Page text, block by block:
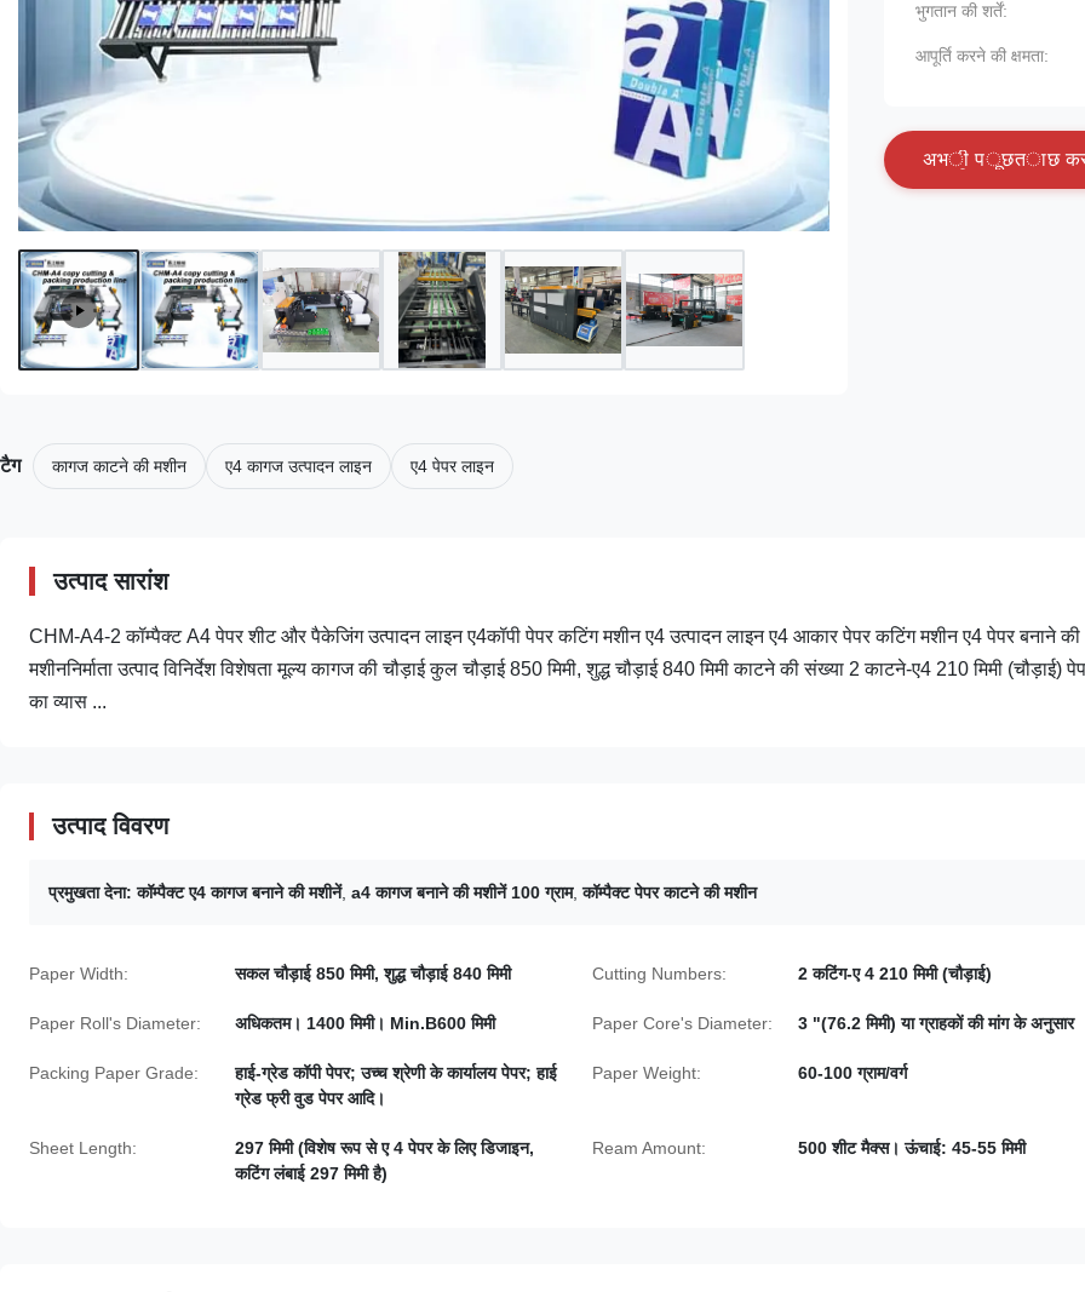
भुगतान की शर्तें:
आपूर्ति करने की क्षमता:
अभी पूछताछ क
टैग कागज काटने की मशीन ए4 कागज उत्पादन लाइन ए4 पेपर लाइन
उत्पाद सारांश
CHM-A4-2 कॉम्पैक्ट A4 पेपर शीट और पैकेजिंग उत्पादन लाइन ए4कॉपी पेपर कटिंग मशीन ए4 उत्पादन लाइन ए4 आकार पेपर कटिंग मशीन ए4 पेपर बनाने की
मशीननिर्माता उत्पाद विनिर्देश विशेषता मूल्य कागज की चौड़ाई कुल चौड़ाई 850 मिमी, शुद्ध चौड़ाई 840 मिमी काटने की संख्या 2 काटने-ए4 210 मिमी (चौड़ाई)
का व्यास ...
उत्पाद विवरण
प्रमुखता देना: कॉम्पैक्ट ए4 कागज बनाने की मशीनें, a4 कागज बनाने की मशीनें 100 ग्राम,कॉम्पैक्ट पेपर काटने की मशीन
Paper Width: सकल चौड़ाई 850 मिमी, शुद्ध चौड़ाई 840 मिमी Cutting Numbers: 2 कटिंग-ए 4 210 मिमी (चौड़ाई)
Paper Roll's Diameter: अधिकतम। 1400 मिमी। Min.B600 मिमी Paper Core's Diameter: 3 "(76.2 मिमी) या ग्राहकों की मांग के अनुसार
Packing Paper Grade:
हाई-ग्रेड कॉपी पेपर; उच्च श्रेणी के कार्यालय पेपर; हाई
ग्रेड फ्री वुड पेपर आदि।
Paper Weight: 60-100 ग्राम/वर्ग
Sheet Length:
297 मिमी (विशेष रूप से ए 4 पेपर के लिए डिजाइन,
कटिंग लंबाई 297 मिमी है)
Ream Amount: 500 शीट मैक्स। ऊंचाई: 45-55 मिमी